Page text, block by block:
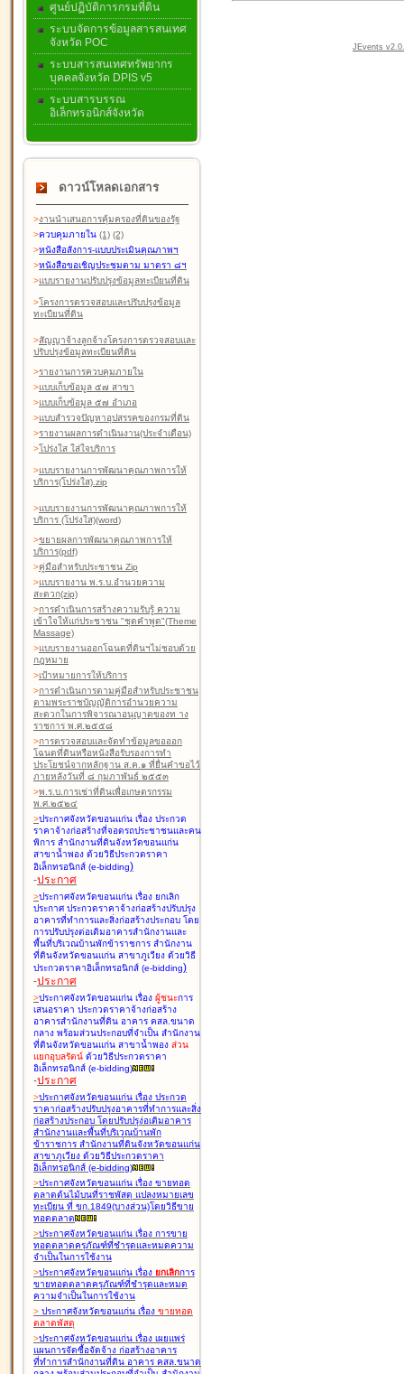
ศูนย์ปฏิบัติการกรมที่ดิน
ระบบจัดการข้อมูลสารสนเทศ
จังหวัด POC
ระบบสารสนเทศทรัพยากร
บุคคลจังหวัด DPIS v5
ระบบสารบรรณ
อิเล็กทรอนิกส์จังหวัด
ดาวน์โหลดเอกสาร
>งานนำเสนอการคุ้มครองที่ดินของรัฐ
>ควบคุมภายใน (1) (2)
>หนังสือสังการ-แบบประเมินคุณภาพฯ
>หนังสือขอเชิญประชุมตาม มาตรา ๘ฯ
>แบบรายงานปรับปรุงข้อมูลทะเบียนที่ดิน
>โครงการตรวจสอบและปรับปรุงข้อมูล
ทะเบียนที่ดิน
>สัญญาจ้างลูกจ้างโครงการตรวจสอบและ
ปรับปรุงข้อมูลทะเบียนที่ดิน
>รายงานการควบคุมภายใน
>แบบเก็บข้อมูล ๕๗ สาขา
>แบบเก็บข้อมูล ๕๗ อำเภอ
>แบบสำรวจปัญหาอุปสรรคของกรมที่ดิน
>รายงานผลการดำเนินงาน(ประจำเดือน)
>โปร่งใส ใส่ใจบริการ
>แบบรายงานการพัฒนาคุณภาพการให้
บริการ(โปร่งใส).zip
>แบบรายงานการพัฒนาคุณภาพการให้
บริการ (โปร่งใส)(word)
>ขยายผลการพัฒนาคุณภาพการให้
บริการ(pdf)
>คู่มือสำหรับประชาชน Zip
>แบบรายงาน พ.ร.บ.อำนวยความ
สะดวก(zip)
>การดำเนินการสร้างความรับรู้ ความ
เข้าใจให้แก่ประชาชน "ชุดคำพูด"(Theme
Massage)
>แบบรายงานออกโฉนดที่ดินฯไม่ชอบด้วย
กฎหมาย
>เป้าหมายการให้บริการ
>การดำเนินการตามคู่มือสำหรับประชาชน
ตามพระราชบัญญัติการอำนวยความ
สะดวกในการพิจารณาอนุญาตของท าง
ราชการ พ.ศ.๒๕๕๘
>การตรวจสอบและจัดทำข้อมูลขอออก
โฉนดที่ดินหรือหนังสือรับรองการทำ
ประโยชน์จากหลักฐาน ส.ค.๑ ที่ยื่นคำขอไว้
ภายหลังวันที่ ๘ กุมภาพันธ์ ๒๕๕๓
>พ.ร.บ.การเช่าที่ดินเพื่อเกษตรกรรม
พ.ศ.๒๕๒๔
>ประกาศจังหวัดขอนแก่น เรื่อง ประกวด
ราคาจ้างก่อสร้างที่จอดรถประชาชนและคน
พิการ สำนักงานที่ดินจังหวัดขอนแก่น
สาขาน้ำพอง ด้วยวิธีประกวดราคา
อิเล็กทรอนิกส์ (e-bidding)
-ประกาศ
>ประกาศจังหวัดขอนแก่น เรื่อง ยกเลิก
ประกาศ ประกวดราคาจ้างก่อสร้างปรับปรุง
อาคารที่ทำการและสิ่งก่อสร้างประกอบ โดย
การปรับปรุงต่อเติมอาคารสำนักงานและ
พื้นที่บริเวณบ้านพักข้าราชการ สำนักงาน
ที่ดินจังหวัดขอนแก่น สาขาภูเวียง ด้วยวิธี
ประกวดราคาอิเล็กทรอนิกส์ (e-bidding)
-ประกาศ
>ประกาศจังหวัดขอนแก่น เรื่อง ผู้ชนะการ
เสนอราคา ประกวดราคาจ้างก่อสร้าง
อาคารสำนักงานที่ดิน อาคาร คสล.ขนาด
กลาง พร้อมส่วนประกอบที่จำเป็น สำนักงาน
ที่ดินจังหวัดขอนแก่น สาขาน้ำพอง ส่วน
แยกอุบลรัตน์ ด้วยวิธีประกวดราคา
อิเล็กทรอนิกส์ (e-bidding)
-ประกาศ
>ประกาศจังหวัดขอนแก่น เรื่อง ประกวด
ราคาก่อสร้างปรับปรุงอาคารที่ทำการและสิ่ง
ก่อสร้างประกอบ โดยปรับปรุง่อเติมอาคาร
สำนักงานและพื้นที่บริเวณบ้านพัก
ข้าราชการ สำนักงานที่ดินจังหวัดขอนแก่น
สาขาภูเวียง ด้วยวิธีประกวดราคา
อิเล็กทรอนิกส์ (e-bidding)
>ประกาศจังหวัดขอนแก่น เรื่อง ขายทอด
ตลาดต้นไม้บนที่ราชพัสดุ แปลงหมายเลข
ทะเบียน ที่ ขก.1849(บางส่วน)โดยวิธีขาย
ทอดตลาด
>ประกาศจังหวัดขอนแก่น เรื่อง การขาย
ทอดตลาดครุภัณฑ์ที่ชำรุดและหมดความ
จำเป็นในการใช้งาน
>ประกาศจังหวัดขอนแก่น เรื่อง ยกเลิกการ
ขายทอดตลาดครุภัณฑ์ที่ชำรุดและหมด
ความจำเป็นในการใช้งาน
> ประกาศจังหวัดขอนแก่น เรื่อง ขายทอด
ตลาดพัสดุ
>ประกาศจังหวัดขอนแก่น เรื่อง เผยแพร่
แผนการจัดซื้อจัดจ้าง ก่อสร้างอาคาร
ที่ทำการสำนักงานที่ดิน อาคาร คสล.ขนาด
JEvents